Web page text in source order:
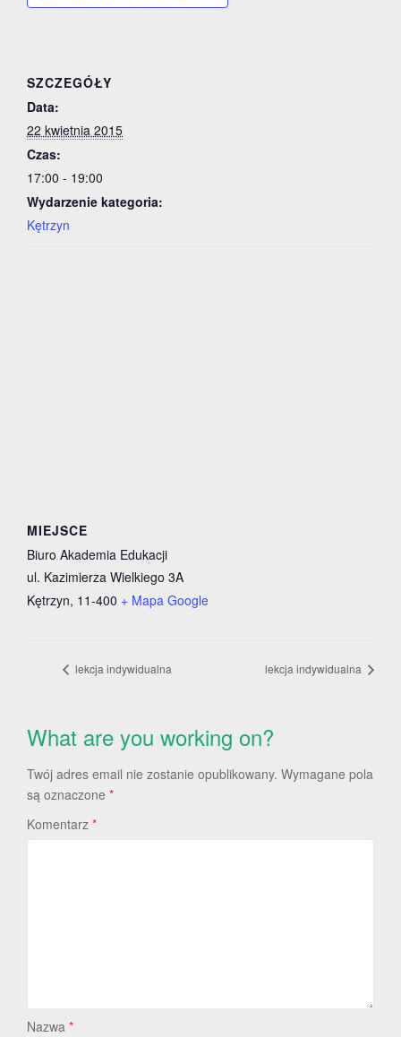
SZCZEGÓŁY
Data:
22 kwietnia 2015
Czas:
17:00 - 19:00
Wydarzenie kategoria:
Kętrzyn
MIEJSCE
Biuro Akademia Edukacji
ul. Kazimierza Wielkiego 3A
Kętrzyn, 11-400 + Mapa Google
lekcja indywidualna lekcja indywidualna
What are you working on?
Twój adres email nie zostanie opublikowany. Wymagane pola
są oznaczone *
Komentarz *
Nazwa *